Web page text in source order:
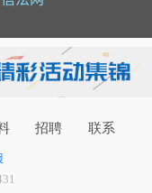
招聘 联系